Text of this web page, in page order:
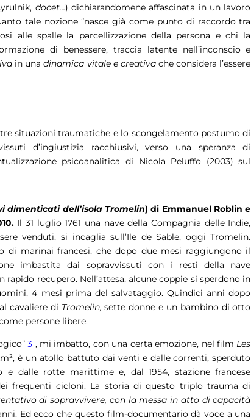
docet…) dichiarandomene affascinata in un lavoro
tale nozione “nasce già come punto di raccordo tra
alle spalle la parcellizzazione della persona e chi la
di benessere, traccia latente nell’inconscio e
in unadinamica vitale e creativache considera l’essere
situazioni traumatiche e lo scongelamento postumo di
d’ingiustizia racchiusivi, verso una speranza di
psicoanalitica di Nicola Peluffo (2003) sul
dimenticati dell’isola Tromelin) di Emmanuel Roblin e
Il 31 luglio 1761 una nave della Compagnia delle Indie,
venduti, si incaglia sull’Ile de Sable, oggi Tromelin.
di marinai francesi, che dopo due mesi raggiungono il
imbastita dai sopravvissuti con i resti della nave
recupero. Nell’attesa, alcune coppie si sperdono in
4 mesi prima del salvataggio. Quindici anni dopo
cavaliere di Tromelin,sette donne e un bambino di otto
persone libere.
3 , mi imbatto, con una certa emozione, nel film Les
è un atollo battuto dai venti e dalle correnti, sperduto
e dalle rotte marittime e, dal 1954, stazione francese
frequenti cicloni. La storia di questo triplo trauma di
di sopravvivere, con la messa in atto di capacità
Ed ecco che questo film-documentario dà voce a una